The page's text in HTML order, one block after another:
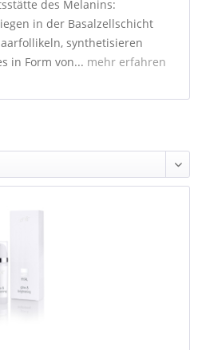
des Melanins:
in der Basalzellschicht
synthetisieren
in Form von... mehr erfahren